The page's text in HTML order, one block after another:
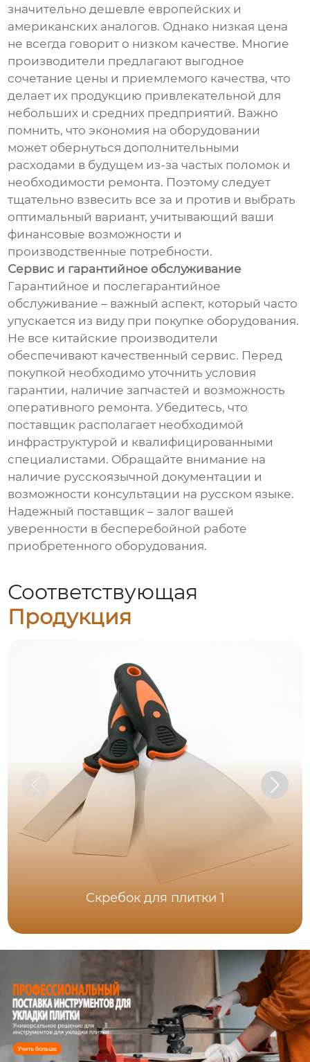
значительно дешевле европейских и
американских аналогов. Однако низкая цена
не всегда говорит о низком качестве. Многие
производители предлагают выгодное
сочетание цены и приемлемого качества, что
делает их продукцию привлекательной для
небольших и средних предприятий. Важно
помнить, что экономия на оборудовании
может обернуться дополнительными
расходами в будущем из-за частых поломок и
необходимости ремонта. Поэтому следует
тщательно взвесить все за и против и выбрать
оптимальный вариант, учитывающий ваши
финансовые возможности и
производственные потребности.
Сервис и гарантийное обслуживание
Гарантийное и послегарантийное
обслуживание – важный аспект, который часто
упускается из виду при покупке оборудования.
Не все китайские производители
обеспечивают качественный сервис. Перед
покупкой необходимо уточнить условия
гарантии, наличие запчастей и возможность
оперативного ремонта. Убедитесь, что
поставщик располагает необходимой
инфраструктурой и квалифицированными
специалистами. Обращайте внимание на
наличие русскоязычной документации и
возможности консультации на русском языке.
Надежный поставщик – залог вашей
уверенности в бесперебойной работе
приобретенного оборудования.
Соответствующая
Продукция
Скребок для плитки 1